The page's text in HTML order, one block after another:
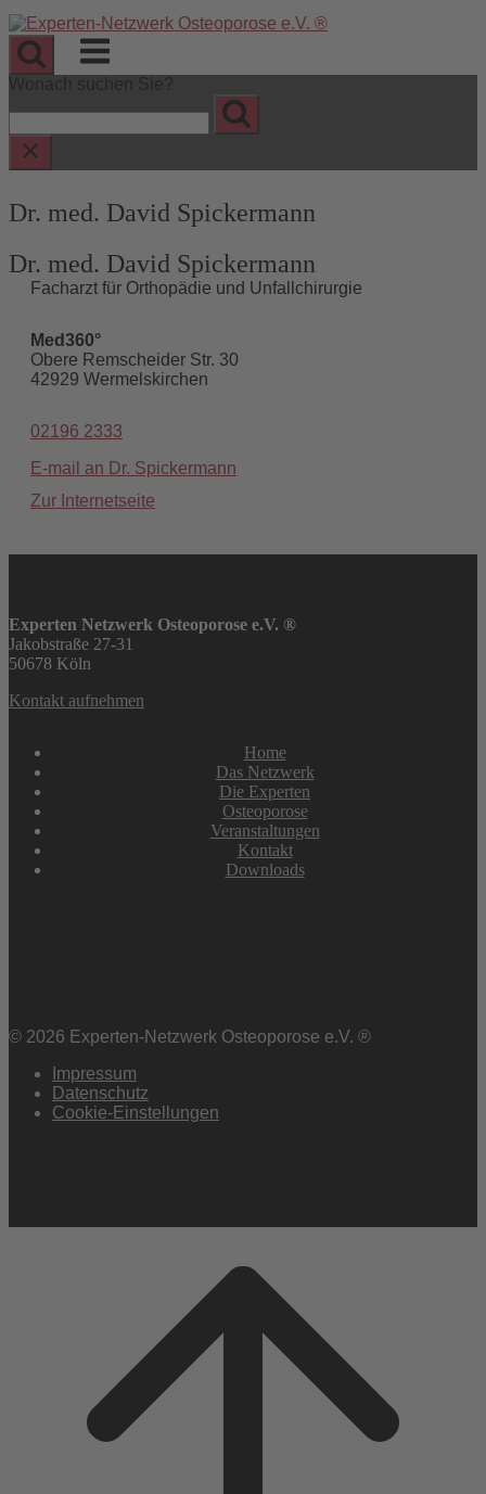
Skip
to
content
Menu
Dr. med. David Spickermann
Dr. med. David Spickermann
Facharzt für Orthopädie und Unfallchirurgie
Med360°
Obere Remscheider Str. 30
42929 Wermelskirchen
02196 2333
E-mail an Dr. Spickermann
Zur Internetseite
Experten Netzwerk Osteoporose e.V. ®
Jakobstraße 27-31
50678 Köln
Kontakt aufnehmen
Home
Das Netzwerk
Die Experten
Osteoporose
Veranstaltungen
Kontakt
Downloads
© 2026 Experten-Netzwerk Osteoporose e.V. ®
Impressum
Datenschutz
Cookie-Einstellungen